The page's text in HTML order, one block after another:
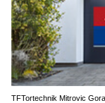
TFTortechnik Mitrovic